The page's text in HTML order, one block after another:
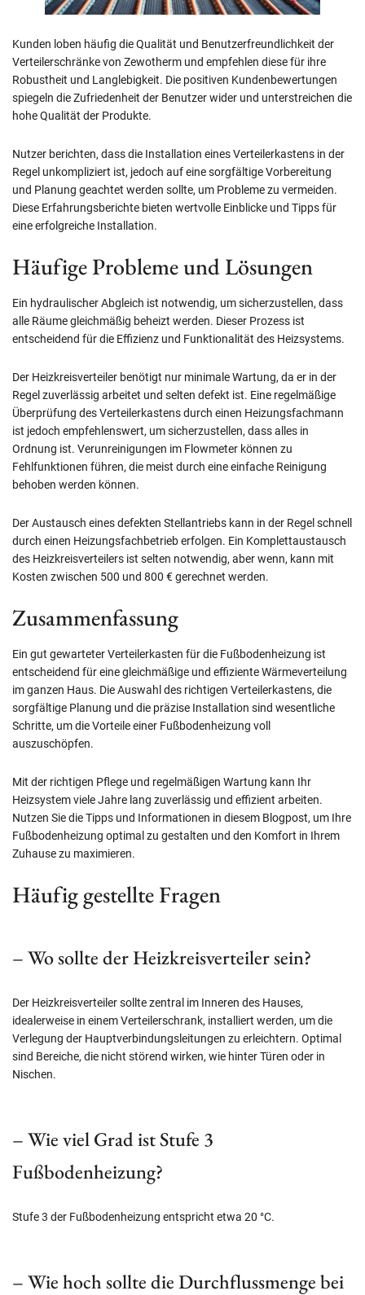
Kunden loben häufig die Qualität und Benutzerfreundlichkeit der
Verteilerschränke von Zewotherm und empfehlen diese für ihre
Robustheit und Langlebigkeit. Die positiven Kundenbewertungen
spiegeln die Zufriedenheit der Benutzer wider und unterstreichen die
hohe Qualität der Produkte.
Nutzer berichten, dass die Installation eines Verteilerkastens in der
Regel unkompliziert ist, jedoch auf eine sorgfältige Vorbereitung
und Planung geachtet werden sollte, um Probleme zu vermeiden.
Diese Erfahrungsberichte bieten wertvolle Einblicke und Tipps für
eine erfolgreiche Installation.
Häufige Probleme und Lösungen
Ein hydraulischer Abgleich ist notwendig, um sicherzustellen, dass
alle Räume gleichmäßig beheizt werden. Dieser Prozess ist
entscheidend für die Effizienz und Funktionalität des Heizsystems.
Der Heizkreisverteiler benötigt nur minimale Wartung, da er in der
Regel zuverlässig arbeitet und selten defekt ist. Eine regelmäßige
Überprüfung des Verteilerkastens durch einen Heizungsfachmann
ist jedoch empfehlenswert, um sicherzustellen, dass alles in
Ordnung ist. Verunreinigungen im Flowmeter können zu
Fehlfunktionen führen, die meist durch eine einfache Reinigung
behoben werden können.
Der Austausch eines defekten Stellantriebs kann in der Regel schnell
durch einen Heizungsfachbetrieb erfolgen. Ein Komplettaustausch
des Heizkreisverteilers ist selten notwendig, aber wenn, kann mit
Kosten zwischen 500 und 800 € gerechnet werden.
Zusammenfassung
Ein gut gewarteter Verteilerkasten für die Fußbodenheizung ist
entscheidend für eine gleichmäßige und effiziente Wärmeverteilung
im ganzen Haus. Die Auswahl des richtigen Verteilerkastens, die
sorgfältige Planung und die präzise Installation sind wesentliche
Schritte, um die Vorteile einer Fußbodenheizung voll
auszuschöpfen.
Mit der richtigen Pflege und regelmäßigen Wartung kann Ihr
Heizsystem viele Jahre lang zuverlässig und effizient arbeiten.
Nutzen Sie die Tipps und Informationen in diesem Blogpost, um Ihre
Fußbodenheizung optimal zu gestalten und den Komfort in Ihrem
Zuhause zu maximieren.
Häufig gestellte Fragen
– Wo sollte der Heizkreisverteiler sein?
Der Heizkreisverteiler sollte zentral im Inneren des Hauses,
idealerweise in einem Verteilerschrank, installiert werden, um die
Verlegung der Hauptverbindungsleitungen zu erleichtern. Optimal
sind Bereiche, die nicht störend wirken, wie hinter Türen oder in
Nischen.
– Wie viel Grad ist Stufe 3
Fußbodenheizung?
Stufe 3 der Fußbodenheizung entspricht etwa 20 °C.
– Wie hoch sollte die Durchflussmenge bei